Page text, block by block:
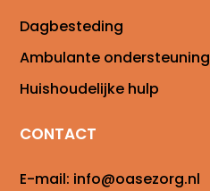
Dagbesteding
Ambulante ondersteuning
Huishoudelijke hulp
CONTACT
E-mail: info@oasezorg.nl